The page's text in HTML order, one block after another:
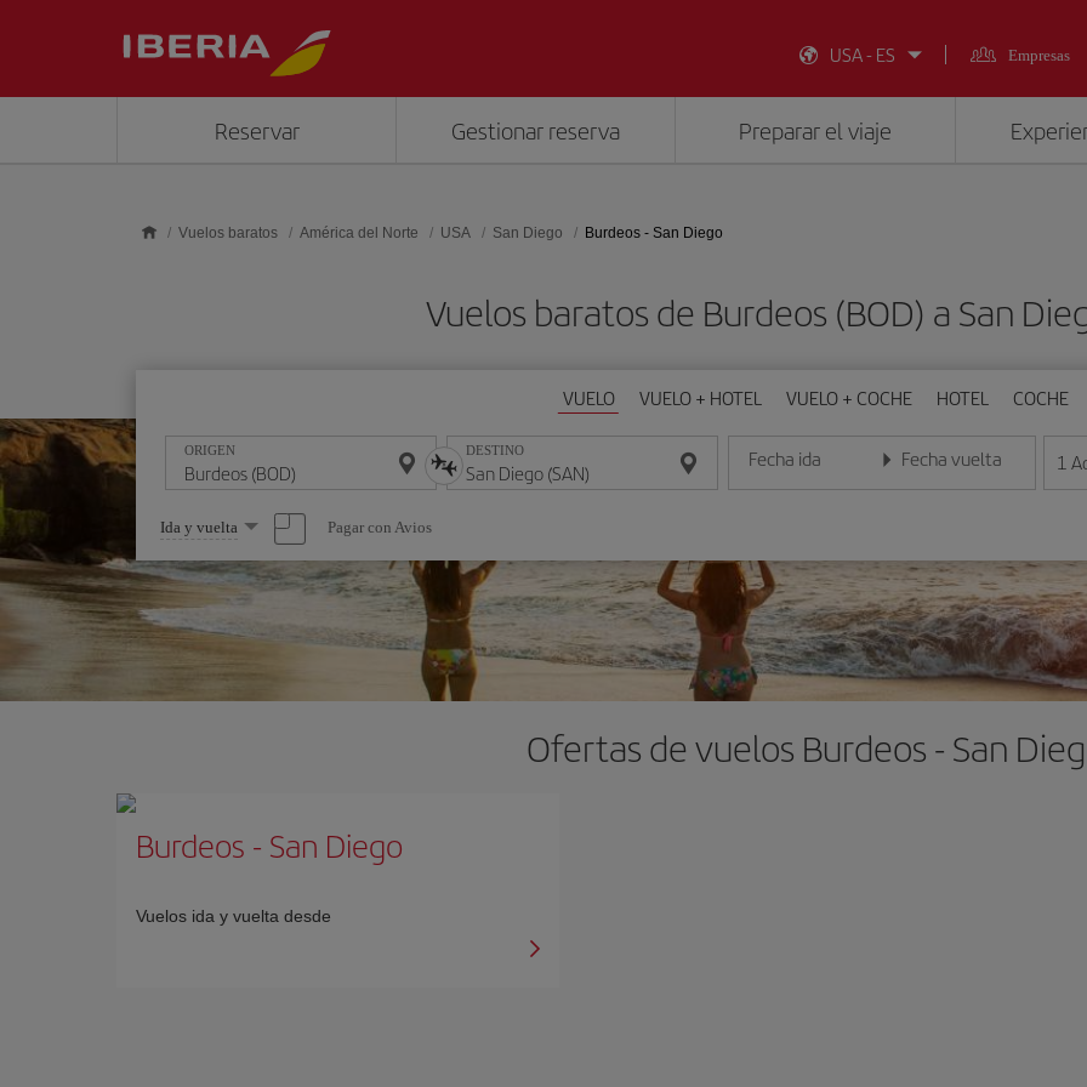
USA - ES
Empresas
Reservar Gestionar reserva Preparar el viaje
Vuelos baratos América del Norte USA San Diego Burdeos - San Diego
Vuelos baratos de Burdeos (BOD) a San
VUELO VUELO + HOTEL VUELO + COCHE HOTEL COCHE
ORIGEN DESTINO Fecha ida
Introduce la fecha en formato día/mes/año
Fecha vuelta
Introduce la fecha en 1
Seleccione
una
opción
Ida y vuelta Pagar con Avios
Ofertas de vuelos Burdeos - San
Burdeos - San Diego
Vuelos ida y vuelta desde